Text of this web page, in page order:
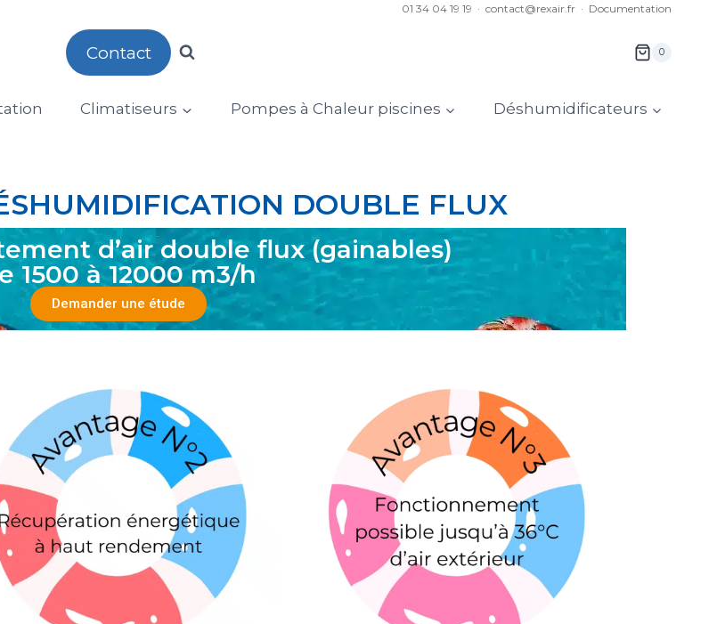
01 34 04 19 19 · contact@rexair.fr · Documentation
Contact 0
Climatiseurs Pompes à Chaleur piscines Déshumidificateurs
DOUBLE FLUX
d’air double flux (gainables)
1500 à 12000 m3/h
Demander une étude